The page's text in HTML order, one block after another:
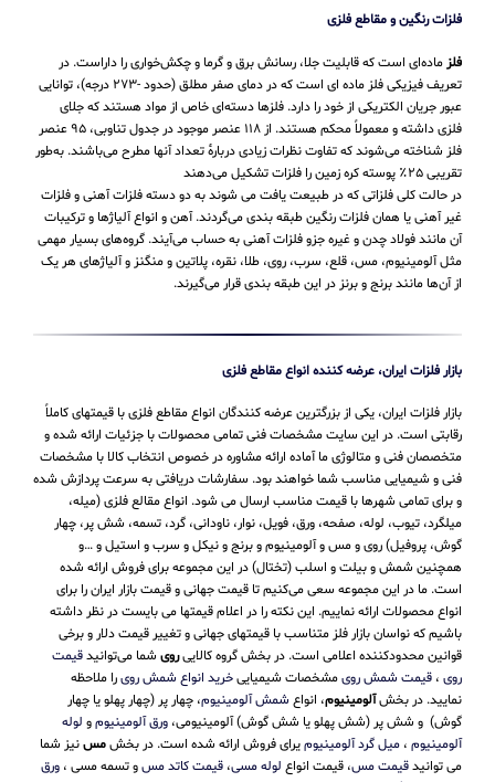
فلزات رنگین و مقاطع فلزی
فلز ماده‌ای است که قابلیت جلا، رسانش برق و گرما و چکش‌خواری را داراست. در
تعریف فیزیکی فلز ماده ای است که در دمای صفر مطلق (حدود -۲۷۳ درجه)، توانایی
عبور جریان الکتریکی از خود را دارد. فلزها دسته‌ای خاص از مواد هستند که جلای
فلزی داشته و معمولاً محکم هستند. از ۱۱۸ عنصر موجود در جدول تناوبی، ۹۵ عنصر
فلز شناخته می‌شوند که تفاوت نظرات زیادی دربارهٔ تعداد آنها مطرح می‌باشند. به‌طور
تقریبی ۲۵٪ پوسته کره زمین را فلزات تشکیل می‌دهند
در حالت کلی فلزاتی که در طبیعت یافت می شوند به دو دسته فلزات آهنی و فلزات
غیر آهنی یا همان فلزات رنگین طبقه بندی می‌گردند. آهن و انواع آلیاژها و ترکیبات
آن مانند فولاد چدن و غیره جزو فلزات آهنی به حساب می‌‌آیند. گروه‌های بسیار مهمی
مثل آلومینیوم، مس، قلع، سرب، روی، طلا، نقره، پلاتین و منگنز و آلیاژهای هر یک
از آن‌ها مانند برنج و برنز در این طبقه‌ بندی قرار می‌‌گیرند.
بازار فلزات ایران، عرضه کننده انواع مقاطع فلزی
بازار فلزات ایران، یکی از بزرگترین عرضه کنندگان انواع مقاطع فلزی با قیمتهای کاملاً
رقابتی است. در این سایت مشخصات فنی تمامی محصولات با جزئیات ارائه شده و
متخصصان فنی و متالوژی ما آماده ارائه مشاوره در خصوص انتخاب کالا با مشخصات
فنی و شیمیایی مناسب شما خواهند بود. سفارشات دریافتی به سرعت پردازش شده
و برای تمامی شهرها با قیمت مناسب ارسال می شود. انواع مقالع فلزی (میله،
میلگرد، تیوب، لوله، صفحه، ورق، فویل، نوار، ناودانی، گرد، تسمه، شش پر، چهار
گوش، پروفیل) روی و مس و آلومینیوم و برنج و نیکل و سرب و استیل و …و
همچنین شمش و بیلت و اسلب (تختال) در این مجموعه برای فروش ارائه شده
است. ما در این مجموعه سعی می‌کنیم تا قیمت جهانی و قیمت بازار ایران را برای
انواع محصولات ارائه نماییم. این نکته را در اعلام قیمتها می بایست در نظر داشته
باشیم که نواسان بازار فلز متناسب با قیمتهای جهانی و تغییر قیمت دلار و برخی
قوانین محدودکننده اعلامی است. در بخش گروه کالاییروی شما می‌توانیدقیمت
روی ، قیمت شمش رویمشخصات شیمیاییخرید انواع شمش رویرا ملاحظه
نمایید. در بخشآلومینیوم، انواع شمش آلومینیوم، چهار پر (چهار پهلو یا چهار
گوش) و شش پر (شش پهلو یا شش گوش) آلومینیومی، ورق آلومینیومو لوله
آلومینیوم ، میل گرد آلومینیومیرای فروش ارائه شده است. در بخشمسنیز شما
می توانیدقیمت مس، قیمت انواع لوله مسی، قیمت کاتد مسو تسمه مسی ، ورق